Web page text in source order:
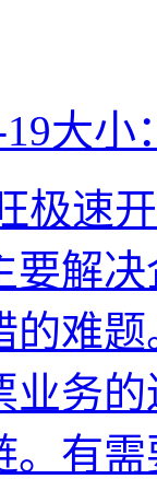
大小
极速
要解
的难
业务
。有